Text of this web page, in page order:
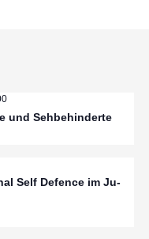
und Sehbehinderte
Self Defence im Ju-